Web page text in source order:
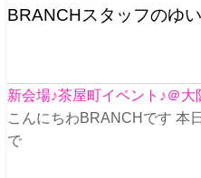
BRANCHスタッフのゆ
新会場♪茶屋町イベント♪＠大
こんにちわBRANCHです 本
で